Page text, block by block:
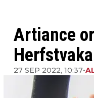
Artiance
27 SEP 2022, 10:37•